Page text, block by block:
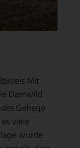
Velbert
Zaun für
in der
zusammen